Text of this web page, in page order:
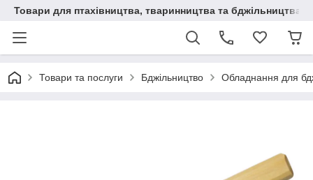
Товари для птахівництва, тваринництва та бджільництва
Товари та послуги Бджільництво Обладнання для